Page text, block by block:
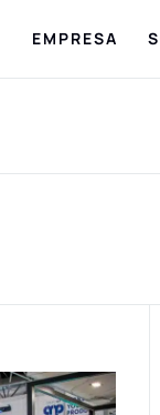
EMPRESA